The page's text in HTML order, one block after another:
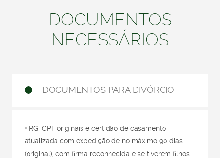
DOCUMENTOS
NECESSÁRIOS
DOCUMENTOS PARA DIVÓRCIO
• RG, CPF originais e certidão de casamento
atualizada com expedição de no máximo 90 dias
(original), com firma reconhecida e se tiverem filhos